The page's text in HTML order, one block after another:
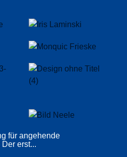
für angehende
erst...